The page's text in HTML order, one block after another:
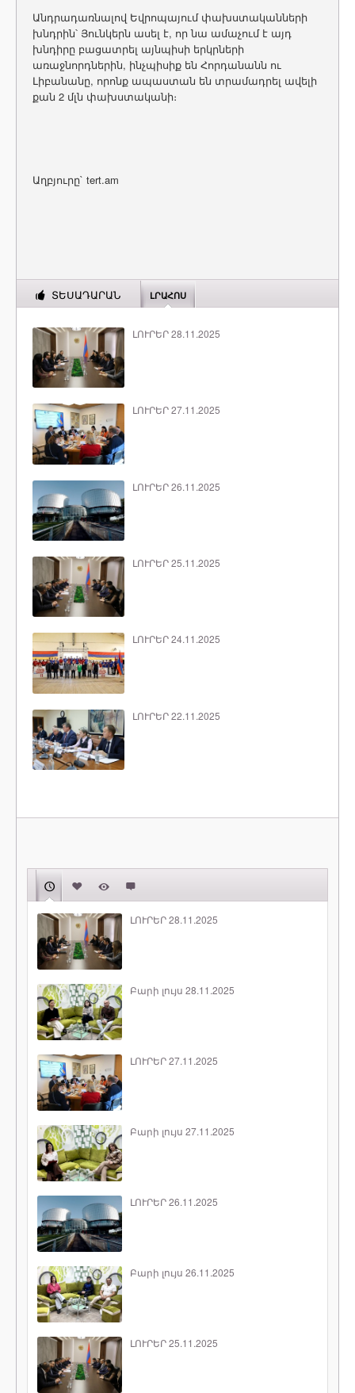
Անդրադառնալով Եվրոպայում փախստականների
խնդրին՝ Յունկերն ասել է, որ նա ամաչում է այդ
խնդիրը բացատրել այնպիսի երկրների
առաջնորդներին, ինչպիսիք են Հորդանանն ու
Լիբանանը, որոնք ապաստան են տրամադրել ավելի
քան 2 մլն փախստականի։
Աղբյուրը` tert.am
ՏԵՍԱԴԱՐԱՆ ԼՐԱՀՈՍ
ԼՈՒՐԵՐ 28.11.2025
ԼՈՒՐԵՐ 27.11.2025
ԼՈՒՐԵՐ 26.11.2025
ԼՈՒՐԵՐ 25.11.2025
ԼՈՒՐԵՐ 24.11.2025
ԼՈՒՐԵՐ 22.11.2025
ԼՈՒՐԵՐ 28.11.2025
Բարի լույս 28.11.2025
ԼՈՒՐԵՐ 27.11.2025
Բարի լույս 27.11.2025
ԼՈՒՐԵՐ 26.11.2025
Բարի լույս 26.11.2025
ԼՈՒՐԵՐ 25.11.2025